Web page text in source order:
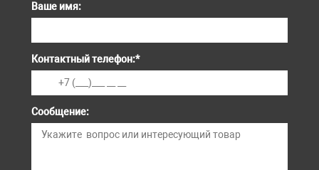
Ваше имя:
Контактный телефон:*
Сообщение: